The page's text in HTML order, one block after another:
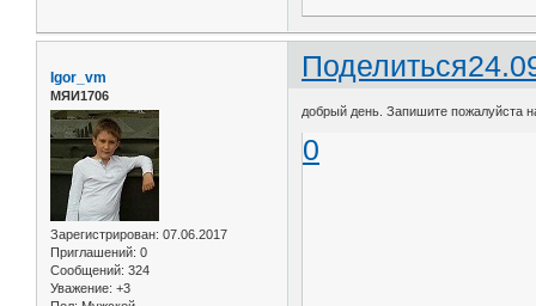
Поделиться
Igor_vm
МЯИ1706
Зарегистрирован: 07.06.2017
Приглашений: 0
Сообщений: 324
Уважение: +3
добрый день. Запишите пожалуйста
0